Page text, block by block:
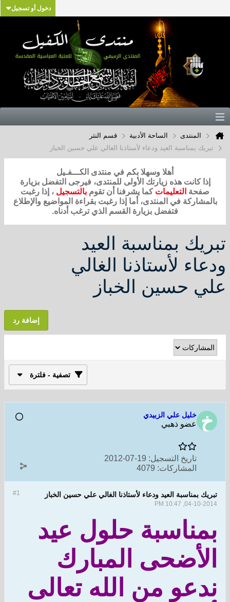
دخول أو تسجيل
المنتدى الساحة الأدبية
قسم النثر
تبريك بمناسبة العيد ودعاء لأستاذنا الغالي علي حسين الخباز
أهلا وسهلا بكم في منتدى الكـــفـيل
إذا كانت هذه زيارتك الأولى للمنتدى، فيرجى التفضل بزيارة
صفحة التعليمات كما يشرفنا أن تقوم بالتسجيل ، إذا رغبت
بالمشاركة في المنتدى، أما إذا رغبت بقراءة المواضيع والإطلاع
فتفضل بزيارة القسم الذي ترغب أدناه.
تبريك بمناسبة العيد
ودعاء لأستاذنا الغالي
علي حسين الخباز
إضافة رد
تصفية - فلترة
خليل علي الزبيدي
عضو ذهبي
تاريخ التسجيل: 19-07-2012
المشاركات: 4079
#1 تبريك بمناسبة العيد ودعاء لأستاذنا الغالي علي حسين الخباز
04-10-2014, 10:47 PM
بمناسبة حلول عيد
الأضحى المبارك
ندعو من الله تعالى